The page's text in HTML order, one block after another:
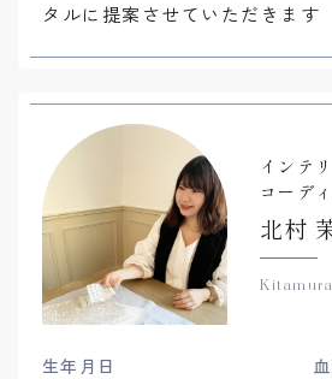
タルに提案させていただきます
インテ
コーデ
北村
生年月日